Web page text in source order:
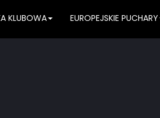
KLUBOWA EUROPEJSKIE PUCHARY